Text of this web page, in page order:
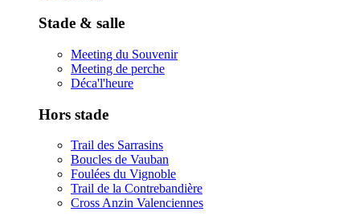
Stade & salle
Meeting du Souvenir
Meeting de perche
Déca'l'heure
Hors stade
Trail des Sarrasins
Boucles de Vauban
Foulées du Vignoble
Trail de la Contrebandière
Cross Anzin Valenciennes